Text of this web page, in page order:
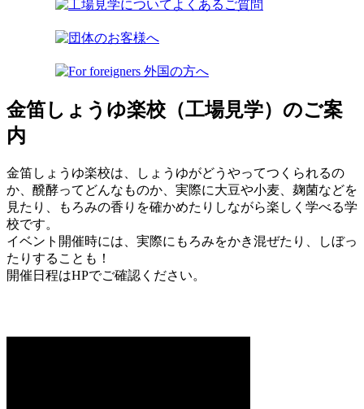
金笛しょうゆ楽校（工場見学）のご案
内
金笛しょうゆ楽校は、しょうゆがどうやってつくられるの
か、醗酵ってどんなものか、実際に大豆や小麦、麹菌などを
見たり、もろみの香りを確かめたりしながら楽しく学べる学
校です。
イベント開催時には、実際にもろみをかき混ぜたり、しぼっ
たりすることも！
開催日程はHPでご確認ください。